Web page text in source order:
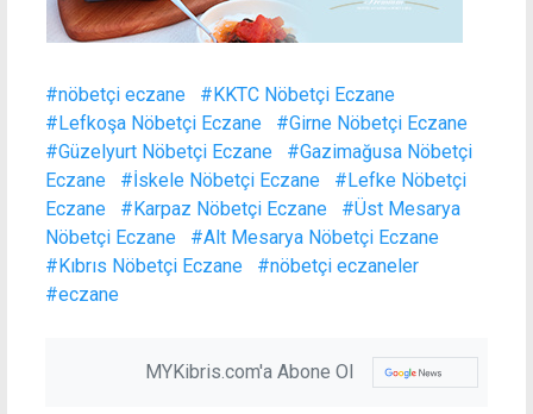
#nöbetçi eczane
#KKTC Nöbetçi Eczane
#Lefkoşa Nöbetçi Eczane
#Girne Nöbetçi Eczane
#Güzelyurt Nöbetçi Eczane
#Gazimağusa Nöbetçi
Eczane
#İskele Nöbetçi Eczane
#Lefke Nöbetçi
Eczane
#Karpaz Nöbetçi Eczane
#Üst Mesarya
Nöbetçi Eczane
#Alt Mesarya Nöbetçi Eczane
#Kıbrıs Nöbetçi Eczane
#nöbetçi eczaneler
#eczane
MYKibris.com'a Abone Ol